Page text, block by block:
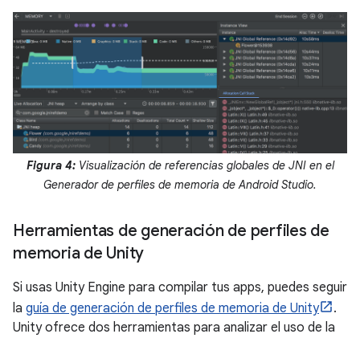
Figura 4:Visualización de referencias globales de JNI en el
Generador de perfiles de memoria de Android Studio.
Herramientas de generación de perfiles de
memoria de Unity
Si usas Unity Engine para compilar tus apps, puedes seguir
la guía de generación de perfiles de memoria de Unity
.
Unity ofrece dos herramientas para analizar el uso de la